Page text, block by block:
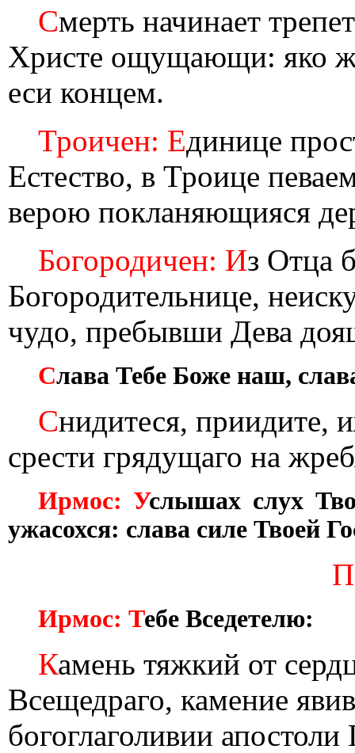
Смерть начинает
Христе ощущающи: яко
еси концем.
Троичен: Единице
Естество, в Троице
верою покланяющияся
Богородичен: Из Отца
Богородительнице,
чудо, пребывши Дева
Слава Тебе Боже наш,
Снидитеся, приидите,
срести грядущаго на
Ирмос: Услышах слух
ужасохся: слава силе Твоей
Ирмос: Тебе Вседетелю:
Камень тяжкий от
Всещедраго, камение
богоглаголивии